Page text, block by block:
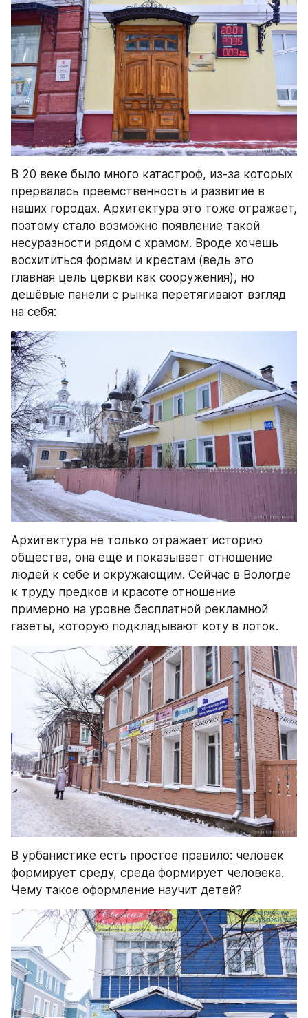
В 20 веке было много катастроф, из-за которых
прервалась преемственность и развитие в
наших городах. Архитектура это тоже отражает,
поэтому стало возможно появление такой
несуразности рядом с храмом. Вроде хочешь
восхититься формам и крестам (ведь это
главная цель церкви как сооружения), но
дешёвые панели с рынка перетягивают взгляд
на себя:
Архитектура не только отражает историю
общества, она ещё и показывает отношение
людей к себе и окружающим. Сейчас в Вологде
к труду предков и красоте отношение
примерно на уровне бесплатной рекламной
газеты, которую подкладывают коту в лоток.
В урбанистике есть простое правило: человек
формирует среду, среда формирует человека.
Чему такое оформление научит детей?